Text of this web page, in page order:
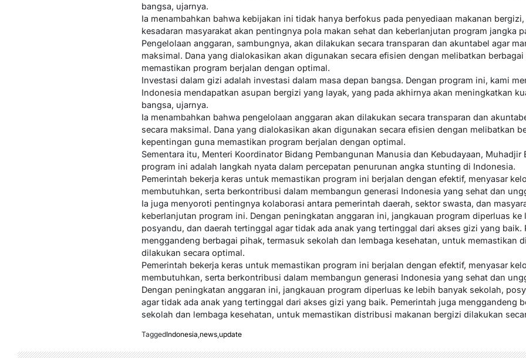
bangsa, ujarnya.
Ia menambahkan bahwa kebijakan ini tidak hanya berfokus pada penyediaan makanan
kesadaran masyarakat akan pentingnya pola makan sehat dan keberlanjutan program jangka
Pengelolaan anggaran, sambungnya, akan dilakukan secara transparan dan akuntabel agar
maksimal. Dana yang dialokasikan akan digunakan secara efisien dengan melibatkan
memastikan program berjalan dengan optimal.
Investasi dalam gizi adalah investasi dalam masa depan bangsa. Dengan program ini, kami
Indonesia mendapatkan asupan bergizi yang layak, yang pada akhirnya akan meningkatkan
bangsa, ujarnya.
Ia menambahkan bahwa pengelolaan anggaran akan dilakukan secara transparan dan
secara maksimal. Dana yang dialokasikan akan digunakan secara efisien dengan melibatkan
kepentingan guna memastikan program berjalan dengan optimal.
Sementara itu, Menteri Koordinator Bidang Pembangunan Manusia dan Kebudayaan, Muhadjir
program ini adalah langkah nyata dalam percepatan penurunan angka stunting di Indonesia.
Pemerintah bekerja keras untuk memastikan program ini berjalan dengan efektif, menyasar
membutuhkan, serta berkontribusi dalam membangun generasi Indonesia yang sehat dan
Ia juga menyoroti pentingnya kolaborasi antara pemerintah daerah, sektor swasta, dan
keberlanjutan program ini. Dengan peningkatan anggaran ini, jangkauan program diperluas ke
posyandu, dan daerah tertinggal agar tidak ada anak yang tertinggal dari akses gizi yang baik.
menggandeng berbagai pihak, termasuk sekolah dan lembaga kesehatan, untuk memastikan
dilakukan secara optimal.
Pemerintah bekerja keras untuk memastikan program ini berjalan dengan efektif, menyasar
membutuhkan, serta berkontribusi dalam membangun generasi Indonesia yang sehat dan
Dengan peningkatan anggaran ini, jangkauan program diperluas ke lebih banyak sekolah,
agar tidak ada anak yang tertinggal dari akses gizi yang baik. Pemerintah juga menggandeng
sekolah dan lembaga kesehatan, untuk memastikan distribusi makanan bergizi dilakukan
TaggedIndonesia news, update